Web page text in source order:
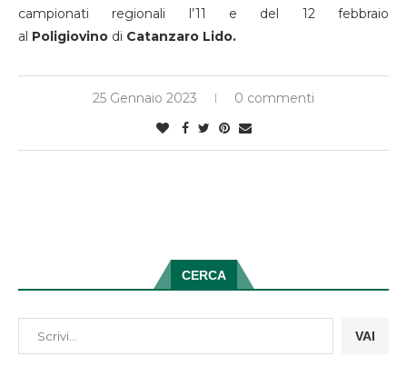
campionati regionali l’11 e del 12 febbraio
al Poligiovino di Catanzaro Lido.
25 Gennaio 2023 0 commenti
CERCA
VAI